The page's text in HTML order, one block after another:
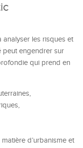
analyser les risques et
peut engendrer sur
qui prend en
d’urbanisme et